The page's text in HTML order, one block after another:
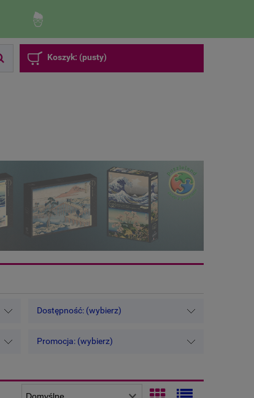
Koszyk: (pusty)
Dostępność: (wybierz)
Promocja: (wybierz)